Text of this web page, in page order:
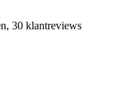
30 klantreviews